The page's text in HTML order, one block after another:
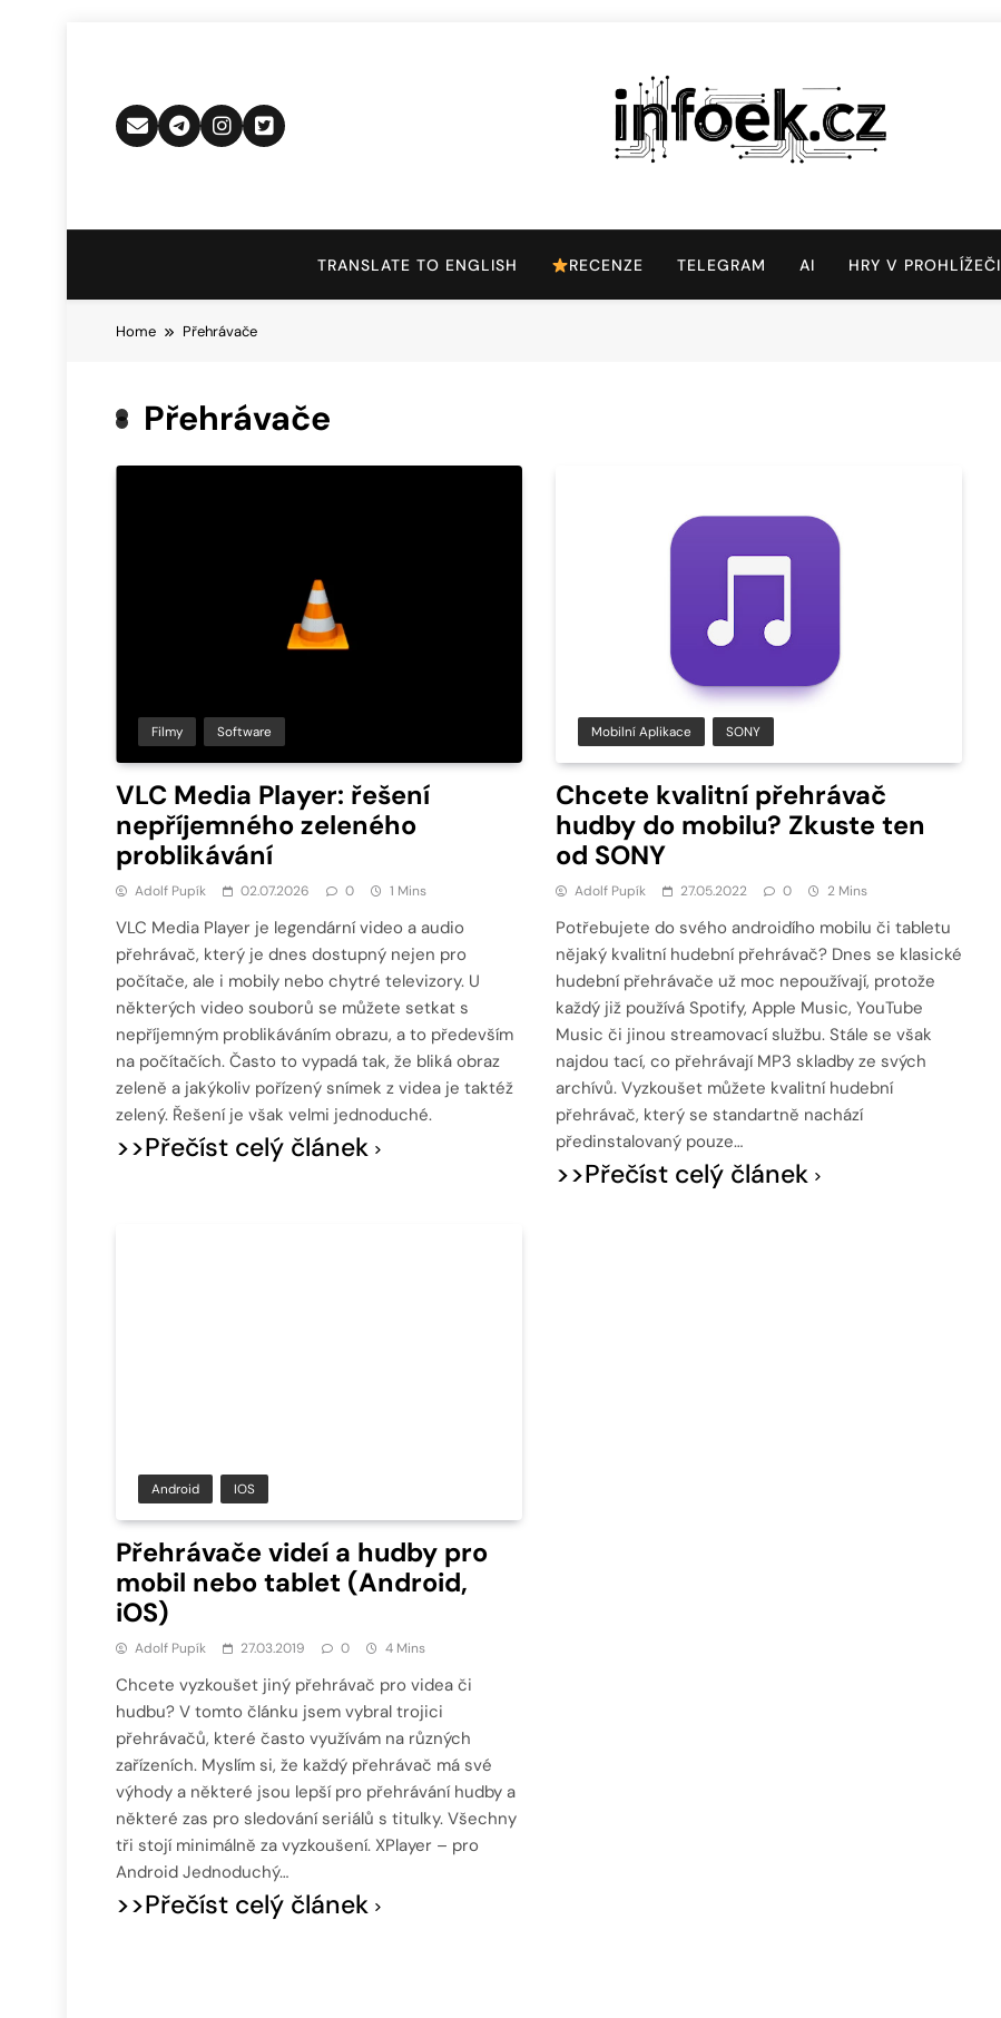
Infoek.cz
TRANSLATE TO ENGLISH RECENZE TELEGRAM AI HRY V PROHLÍŽEČI
Home Přehrávače
Přehrávače
Filmy Software
VLC Media Player: řešení
nepříjemného zeleného
problikávání
Adolf Pupík 02.07.2026 0 1 Mins
VLC Media Player je legendární video a audio
přehrávač, který je dnes dostupný nejen pro
počítače, ale i mobily nebo chytré televizory. U
některých video souborů se můžete setkat s
nepříjemným problikáváním obrazu, a to především
na počítačích. Často to vypadá tak, že bliká obraz
zeleně a jakýkoliv pořízený snímek z videa je taktéž
zelený. Řešení je však velmi jednoduché.
>>Přečíst celý článek
Mobilní Aplikace SONY
Chcete kvalitní přehrávač
hudby do mobilu? Zkuste ten
od SONY
Adolf Pupík 27.05.2022 0 2 Mins
Potřebujete do svého androidího mobilu či tabletu
nějaký kvalitní hudební přehrávač? Dnes se klasické
hudební přehrávače už moc nepoužívají, protože
každý již používá Spotify, Apple Music, YouTube
Music či jinou streamovací službu. Stále se však
najdou tací, co přehrávají MP3 skladby ze svých
archívů. Vyzkoušet můžete kvalitní hudební
přehrávač, který se standartně nachází
předinstalovaný pouze…
>>Přečíst celý článek
Android IOS
Přehrávače videí a hudby pro
mobil nebo tablet (Android,
iOS)
Adolf Pupík 27.03.2019 0 4 Mins
Chcete vyzkoušet jiný přehrávač pro videa či
hudbu? V tomto článku jsem vybral trojici
přehrávačů, které často využívám na různých
zařízeních. Myslím si, že každý přehrávač má své
výhody a některé jsou lepší pro přehrávání hudby a
některé zas pro sledování seriálů s titulky. Všechny
tři stojí minimálně za vyzkoušení. XPlayer – pro
Android Jednoduchý…
>>Přečíst celý článek